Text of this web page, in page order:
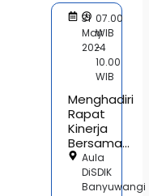
31
May
2024
07.00
WIB
-
10.00
WIB
Menghadiri
Rapat
Kinerja
Bersama...
Aula
DiSDIK
Banyuwangi